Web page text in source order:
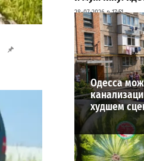
28-07-2026 в 17:51
ВИБОР РЕДАКЦИИ
Одесса
худшем